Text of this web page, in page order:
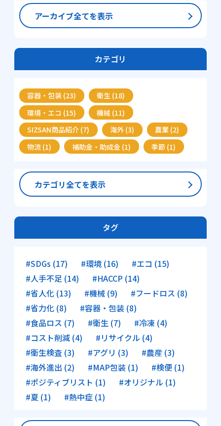
アーカイブ全てを表示
カテゴリ
容器・包装 (23)
衛生 (18)
環境・エコ (15)
機械 (11)
SIZSAN商品紹介 (7)
海外 (3)
農業 (2)
物流 (1)
補助金・助成金 (1) 季節 (1)
カテゴリ全てを表示
タグ
#SDGs (17) #環境 (16)
#エコ (15)
#人手不足 (14)
#HACCP (14)
#省人化 (13)
#機械 (9)
#フードロス (8)
#省力化 (8)
#容器・包装 (8)
#食品ロス (7)
#衛生 (7)
#冷凍 (4)
#コスト削減 (4)
#リサイクル (4)
#衛生検査 (3)
#アグリ (3)
#農産 (3)
#海外進出 (2)
#MAP包装 (1)
#検便 (1)
#ポジティブリスト (1)
#オリジナル (1)
#夏 (1)
#熱中症 (1)